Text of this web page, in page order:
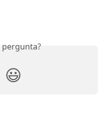
pergunta?
😃